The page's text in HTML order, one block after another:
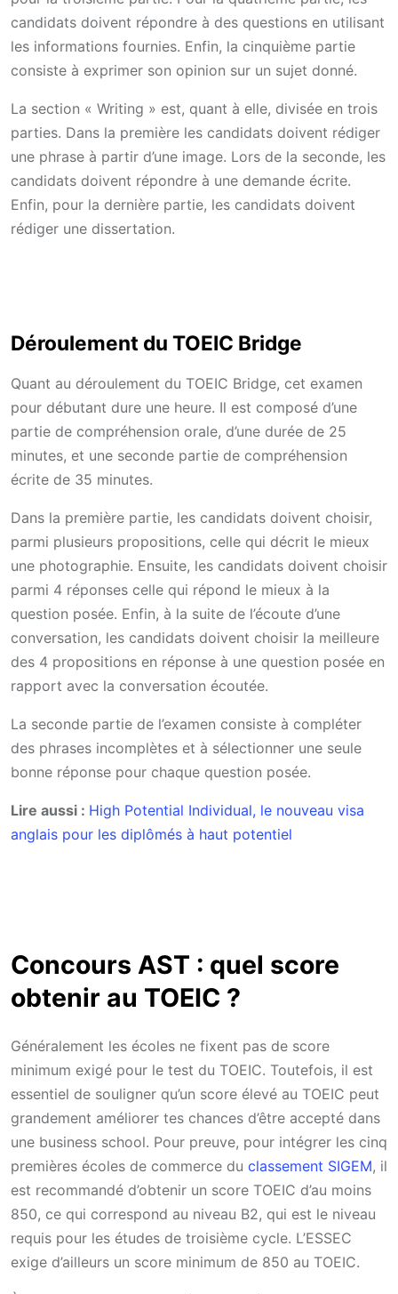
candidats doivent répondre à des questions en utilisant
les informations fournies. Enfin, la cinquième partie
consiste à exprimer son opinion sur un sujet donné.
La section « Writing » est, quant à elle, divisée en trois
parties. Dans la première les candidats doivent rédiger
une phrase à partir d’une image. Lors de la seconde, les
candidats doivent répondre à une demande écrite.
Enfin, pour la dernière partie, les candidats doivent
rédiger une dissertation.
Déroulement du TOEIC Bridge
Quant au déroulement du TOEIC Bridge, cet examen
pour débutant dure une heure. Il est composé d’une
partie de compréhension orale, d’une durée de 25
minutes, et une seconde partie de compréhension
écrite de 35 minutes.
Dans la première partie, les candidats doivent choisir,
parmi plusieurs propositions, celle qui décrit le mieux
une photographie. Ensuite, les candidats doivent choisir
parmi 4 réponses celle qui répond le mieux à la
question posée. Enfin, à la suite de l’écoute d’une
conversation, les candidats doivent choisir la meilleure
des 4 propositions en réponse à une question posée en
rapport avec la conversation écoutée.
La seconde partie de l’examen consiste à compléter
des phrases incomplètes et à sélectionner une seule
bonne réponse pour chaque question posée.
Lire aussi : High Potential Individual, le nouveau visa
anglais pour les diplômés à haut potentiel
Concours AST : quel score
obtenir au TOEIC ?
Généralement les écoles ne fixent pas de score
minimum exigé pour le test du TOEIC. Toutefois, il est
essentiel de souligner qu’un score élevé au TOEIC peut
grandement améliorer tes chances d’être accepté dans
une business school. Pour preuve, pour intégrer les cinq
premières écoles de commerce du classement SIGEM, il
est recommandé d’obtenir un score TOEIC d’au moins
850, ce qui correspond au niveau B2, qui est le niveau
requis pour les études de troisième cycle. L’ESSEC
exige d’ailleurs un score minimum de 850 au TOEIC.